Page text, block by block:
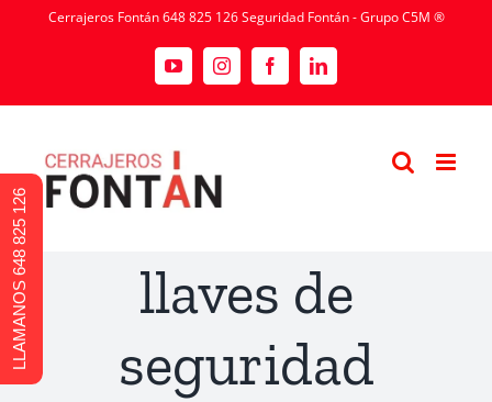
Cerrajeros Fontán 648 825 126 Seguridad Fontán - Grupo C5M ®
llaves de
seguridad
LLAMANOS 648 825 126